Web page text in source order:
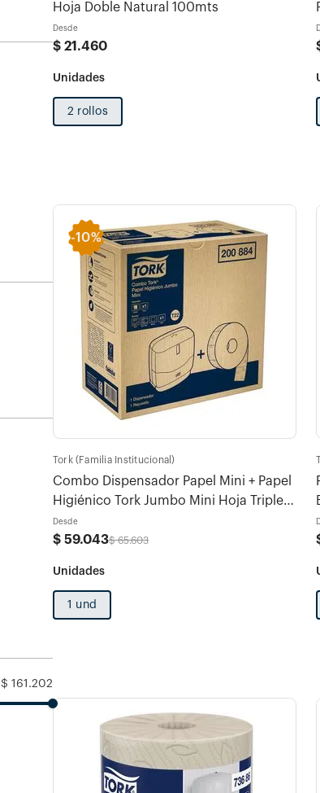
$ 161.202
Hoja Doble Natural 100mts
Desde
$ 21 .460
2 rollos
-10%
Tork (Familia Institucional)
Combo Dispensador Papel Mini + Papel
Higiénico Tork Jumbo Mini Hoja Triple
Blanco 95mt x1 Caja
Desde
$ 59.043$ 65.603
1 und